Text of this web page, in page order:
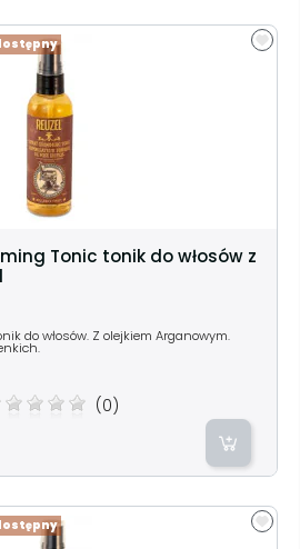
Tonic tonik do włosów z
do włosów. Z olejkiem Arganowym.
(0)